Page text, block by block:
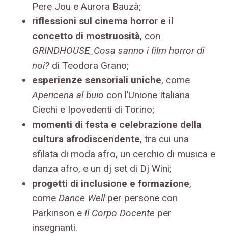
Pere Jou e Aurora Bauzà;
riflessioni sul cinema horror e il
concetto di mostruosità, con
GRINDHOUSE_Cosa sanno i film horror di
noi? di Teodora Grano;
esperienze sensoriali uniche, come
Apericena al buio con l’Unione Italiana
Ciechi e Ipovedenti di Torino;
momenti di festa e celebrazione della
cultura afrodiscendente, tra cui una
sfilata di moda afro, un cerchio di musica e
danza afro, e un dj set di Dj Wini;
progetti di inclusione e formazione,
come Dance Wellper persone con
Parkinson e Il Corpo Docente per
insegnanti.